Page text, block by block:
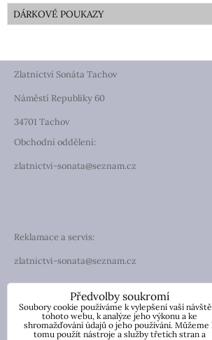
DÁRKOVÉ POUKAZY
Zlatnictví Sonáta Tachov
Náměstí Republiky 60
34701 Tachov
Obchodní oddělení:
zlatnictvi-sonata@seznam.cz
Reklamace a servis:
zlatnictvi-sonata@seznam.cz
TELEFON
Telefon: +420 774 194 130
Předvolby soukromí
Soubory cookie používáme k vylepšení vaší
tohoto webu, k analýze jeho výkonu a ke
shromažďování údajů o jeho používání. Můžeme
tomu použít nástroje a služby třetích stran a